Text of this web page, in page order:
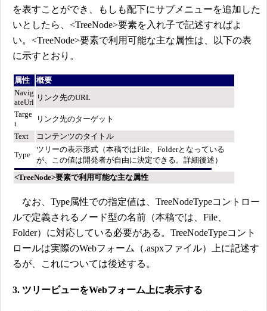
を表すことができ、もしも配下にサブメニューを追加した
いとしたら、<TreeNode>要素を入れ子で記述すればよ
い。<TreeNode>要素で利用可能な主な属性は、以下の表
に示すとおり。
属性
概要
Navig
ateUrl
リンク先のURL
Targe
t
リンク先のターゲット
Text
コンテンツのタイトル
Type
ツリーの表示形式（本稿ではFile、Folderとなっている
が、この値は開発者が自由に決定できる。詳細後述）
<TreeNode>要素で利用可能な主な属性
なお、Type属性での指定値は、TreeNodeTypeコントロー
ルで定義されるノード型の名前（本稿では、File、
Folder）に対応している必要がある。TreeNodeTypeコント
ロールは実際のWebフォーム（.aspxファイル）上に記述す
るが、これについては後述する。
3. ツリービューをWebフォーム上に表示する